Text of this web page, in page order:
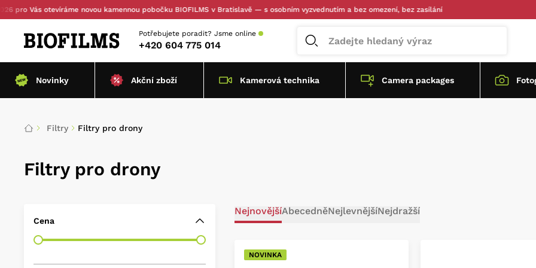
Vás otevíráme novou kamennou pobočku BIOFILMS v Bratislavě — s osobním vyzvednutím a bez omezení, bez zasílání
Potřebujete poradit? Jsme online
+420 604 775 014
Novinky Akční zboží Kamerová technika Camera packages
Filtry Filtry pro drony
Filtry pro drony
Cena
NejnovějšíAbecedněNejlevnějšíNejdražší
NOVINKA